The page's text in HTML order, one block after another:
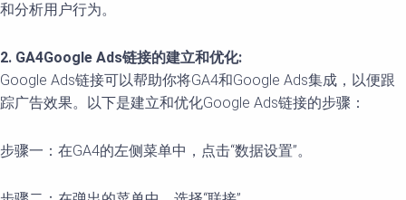
和分析用户行为。
2. GA4Google Ads链接的建立和优化:
Google Ads链接可以帮助你将GA4和Google Ads集成，以便跟
踪广告效果。以下是建立和优化Google Ads链接的步骤：
步骤一：在GA4的左侧菜单中，点击“数据设置”。